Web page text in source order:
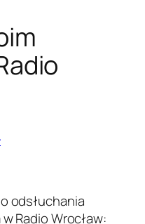
odsłuchania
Radio Wrocław: